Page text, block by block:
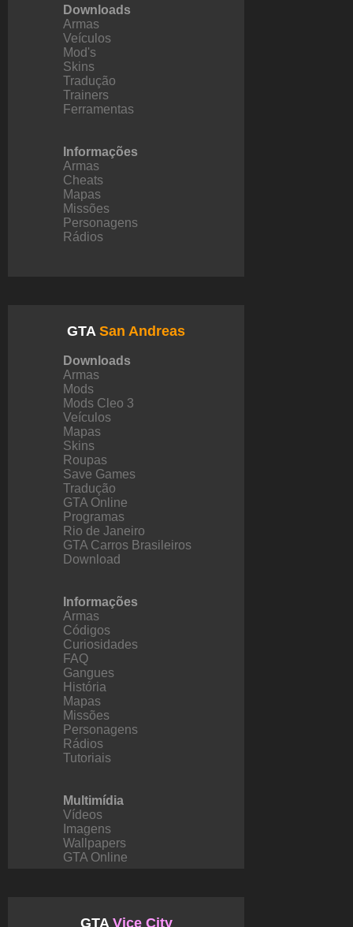
Downloads
Armas
Veículos
Mod's
Skins
Tradução
Trainers
Ferramentas
Informações
Armas
Cheats
Mapas
Missões
Personagens
Rádios
GTA San Andreas
Downloads
Armas
Mods
Mods Cleo 3
Veículos
Mapas
Skins
Roupas
Save Games
Tradução
GTA Online
Programas
Rio de Janeiro
GTA Carros Brasileiros
Download
Informações
Armas
Códigos
Curiosidades
FAQ
Gangues
História
Mapas
Missões
Personagens
Rádios
Tutoriais
Multimídia
Vídeos
Imagens
Wallpapers
GTA Online
GTA Vice City